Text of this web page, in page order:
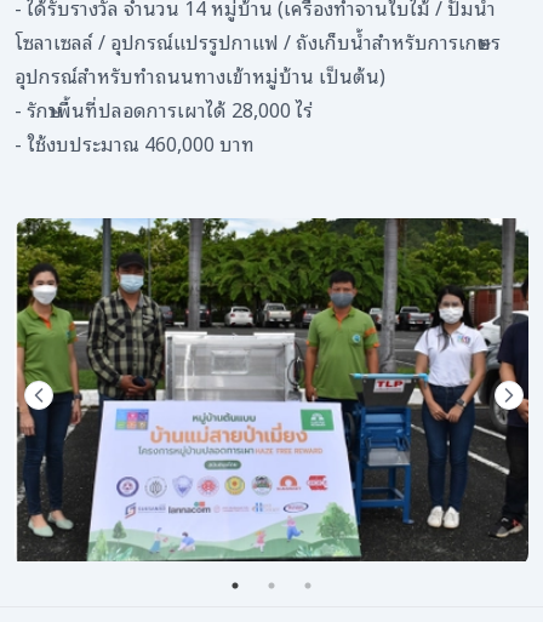
- ได้รับรางวัล จำนวน 14 หมู่บ้าน (เครื่องทำจานใบไม้ / ปั๊มน้ำ
โซลาเซลล์ / อุปกรณ์แปรรูปกาแฟ / ถังเก็บน้ำสำหรับการเกษตร
อุปกรณ์สำหรับทำถนนทางเข้าหมู่บ้าน เป็นต้น)
- รักษาพื้นที่ปลอดการเผาได้ 28,000 ไร่
- ใช้งบประมาณ 460,000 บาท